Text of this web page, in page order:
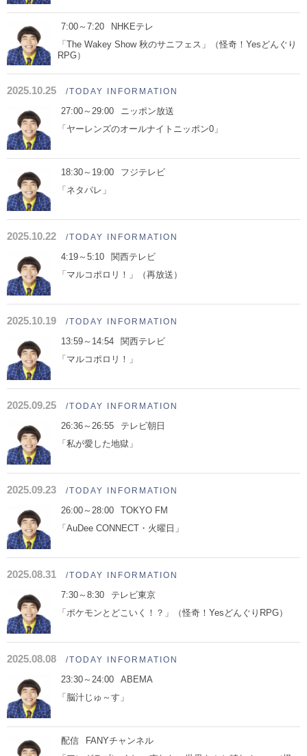
7:00～7:20
NHKEテレ
「The Wakey Show 秋のサニフェス」（怪奇！Yesどんぐり
RPG）
2025.10.25 /TODAY INFORMATION
27:00～29:00
ニッポン放送
「ヤーレンズのオールナイトニッポン0」
18:30～19:00
フジテレビ
「ネタパレ」
2025.10.22 /TODAY INFORMATION
4:19～5:10
関西テレビ
「マルコポロリ！」（再放送）
2025.10.19 /TODAY INFORMATION
13:59～14:54
関西テレビ
「マルコポロリ！」
2025.09.25 /TODAY INFORMATION
26:36～26:55
テレビ朝日
「私が愛した地獄」
2025.09.23 /TODAY INFORMATION
26:00～28:00
TOKYO FM
「AuDee CONNECT・火曜日」
2025.08.31 /TODAY INFORMATION
7:30～8:30
テレビ東京
「ポケモンとどこいく！？」（怪奇！YesどんぐりRPG）
2025.08.08 /TODAY INFORMATION
23:30～24:00
ABEMA
「脳汁じゅ～す」
配信
FANYチャンネル